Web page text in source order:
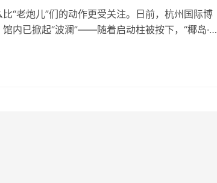
“老炮儿”们的动作更受关注。日前，杭州国际博
内已掀起“波澜”——随着启动柱被按下，“椰岛·草
以“草本+全价位矩阵”高调切入健康消费浪潮。行
新动作，给酱酒讲了一个新故事。 “老炮儿”出新…